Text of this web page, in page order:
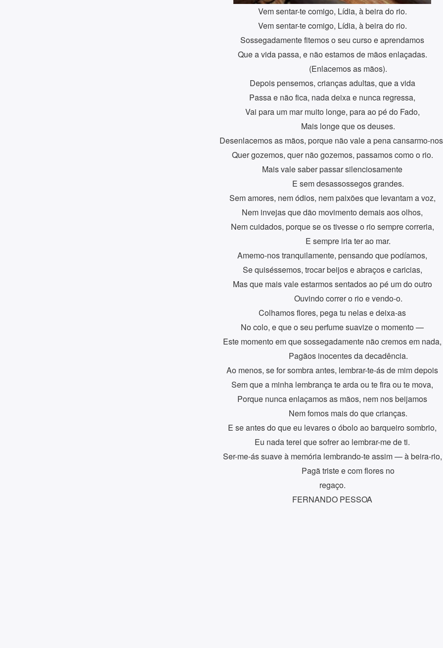
Vem sentar-te comigo, Lídia, à beira do rio.
Vem sentar-te comigo, Lídia, à beira do rio.
Sossegadamente fitemos o seu curso e aprendamos
Que a vida passa, e não estamos de mãos enlaçadas.
(Enlacemos as mãos).
Depois pensemos, crianças adultas, que a vida
Passa e não fica, nada deixa e nunca regressa,
Vai para um mar muito longe, para ao pé do Fado,
Mais longe que os deuses.
Desenlacemos as mãos, porque não vale a pena cansarmo-
Quer gozemos, quer não gozemos, passamos como o rio.
Mais vale saber passar silenciosamente
E sem desassossegos grandes.
Sem amores, nem ódios, nem paixões que levantam a voz,
Nem invejas que dão movimento demais aos olhos,
Nem cuidados, porque se os tivesse o rio sempre correria,
E sempre iria ter ao mar.
Amemo-nos tranquilamente, pensando que podíamos,
Se quiséssemos, trocar beijos e abraços e caricias,
Mas que mais vale estarmos sentados ao pé um do outro
Ouvindo correr o rio e vendo-o.
Colhamos flores, pega tu nelas e deixa-as
No colo, e que o seu perfume suavize o momento —
Este momento em que sossegadamente não cremos em nada,
Pagãos inocentes da decadência.
Ao menos, se for sombra antes, lembrar-te-ás de mim depois
Sem que a minha lembrança te arda ou te fira ou te mova,
Porque nunca enlaçamos as mãos, nem nos beijamos
Nem fomos mais do que crianças.
E se antes do que eu levares o óbolo ao barqueiro sombrio,
Eu nada terei que sofrer ao lembrar-me de ti.
Ser-me-ás suave à memória lembrando-te assim — à beira-rio,
Pagã triste e com flores no
regaço.
FERNANDO PESSOA